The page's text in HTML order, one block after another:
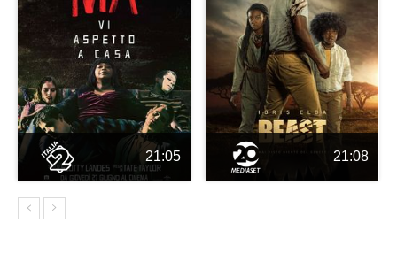
21:05 21:08